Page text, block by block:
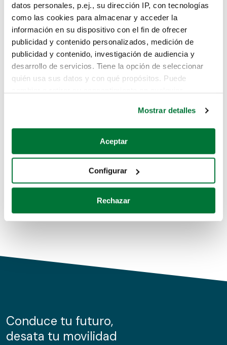
datos personales, p.ej., su dirección IP, con tecnologías
como las cookies para almacenar y acceder la
información en su dispositivo con el fin de ofrecer
publicidad y contenido personalizados, medición de
publicidad y contenido, investigación de audiencia y
desarrollo de servicios. Tiene la opción de seleccionar
quién usa sus datos y con qué propósitos. Puede
Si lo permite, también quisiéramos:
Recopilar información sobre su ubicación geográfica
Identificar su dispositivo analizándolo activamente
para buscar características específicas (huellas
Obtenga más información sobre cómo se procesan sus
de cookies.
información sobre el uso que haga del sitio web con
nuestros partners de redes sociales, publicidad y análisis
Mostrar detalles
Aceptar
Configurar
Rechazar
Lo sentimos, no sabemos como
te hemos traido hasta aquí.
Pero puedes encontrar el coche que estás
buscando en alguno de estos enlaces:
Coches de segunda mano
Coches de km0
Conduce tu futuro,
desata tu movilidad